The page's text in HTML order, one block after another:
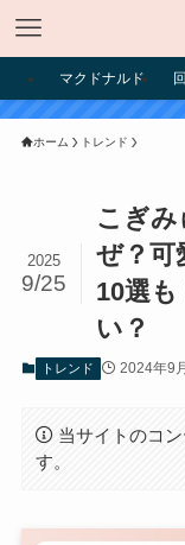
マクドナルド
ホーム トレンド
こぎ
ぜ？
10選
い？
2025
9/25
トレンド 2024年9
当サイトのコ
す。